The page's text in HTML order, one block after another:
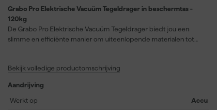
Grabo Pro Elektrische Vacuüm Tegeldrager in beschermtas -
120kg
De Grabo Pro Elektrische Vacuüm Tegeldrager biedt jou een
slimme en efficiënte manier om uiteenlopende materialen tot
elk oppervlak, zelfs als het niet helemaal vlak is. Dankzij de digitale
drukregulering werk je eenvoudig en veilig. De Grabo Pro wordt
geleverd in een stevige beschermtas en is direct klaar voor
Bekijk volledige productomschrijving
Aandrijving
Werkt op
Accu